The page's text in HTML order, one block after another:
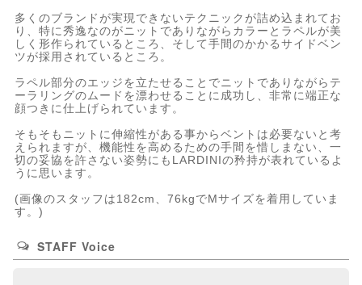
多くのブランドが実現できないテクニックが詰め込まれてお
り、特に秀逸なのがニットでありながらカラーとラペルが美
しく形作られているところ、そして手間のかかるサイドベン
ツが採用されているところ。
ラペル部分のエッジを立たせることでニットでありながらテ
ーラリングのムードを漂わせることに成功し、非常に端正な
顔つきに仕上げられています。
そもそもニットに伸縮性がある事からベントは必要ないと考
えられますが、機能性を高めるための手間を惜しまない、一
切の妥協を許さない姿勢にもLARDINIの矜持が表れているよ
うに思います。
(画像のスタッフは182cm、76kgでMサイズを着用していま
す。)
STAFF Voice